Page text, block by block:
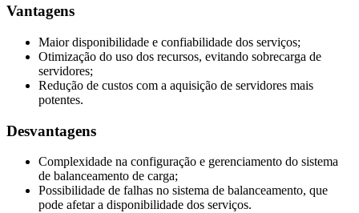
Vantagens
Maior disponibilidade e confiabilidade dos serviços;
Otimização do uso dos recursos, evitando sobrecarga de
servidores;
Redução de custos com a aquisição de servidores mais
potentes.
Desvantagens
Complexidade na configuração e gerenciamento do sistema
de balanceamento de carga;
Possibilidade de falhas no sistema de balanceamento, que
pode afetar a disponibilidade dos serviços.